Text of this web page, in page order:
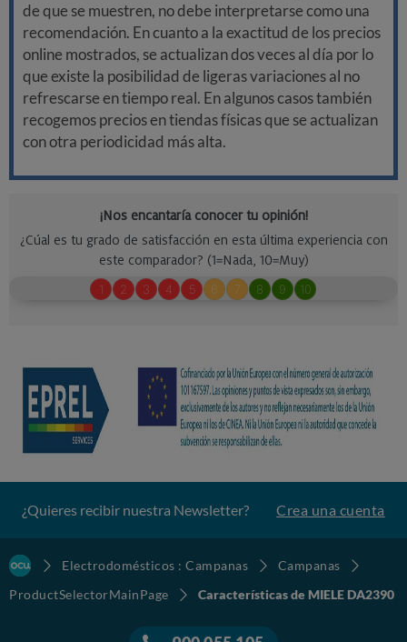
de que se muestren, no debe interpretarse como una
recomendación. En cuanto a la exactitud de los precios
online mostrados, se actualizan dos veces al día por lo
que existe la posibilidad de ligeras variaciones al no
refrescarse en tiempo real. En algunos casos también
recogemos precios en tiendas físicas que se actualizan
con otra periodicidad más alta.
¿Quieres recibir nuestra Newsletter? Crea una cuenta
Electrodomésticos : Campanas
Campanas
ProductSelectorMainPage
Características de MIELE DA2390